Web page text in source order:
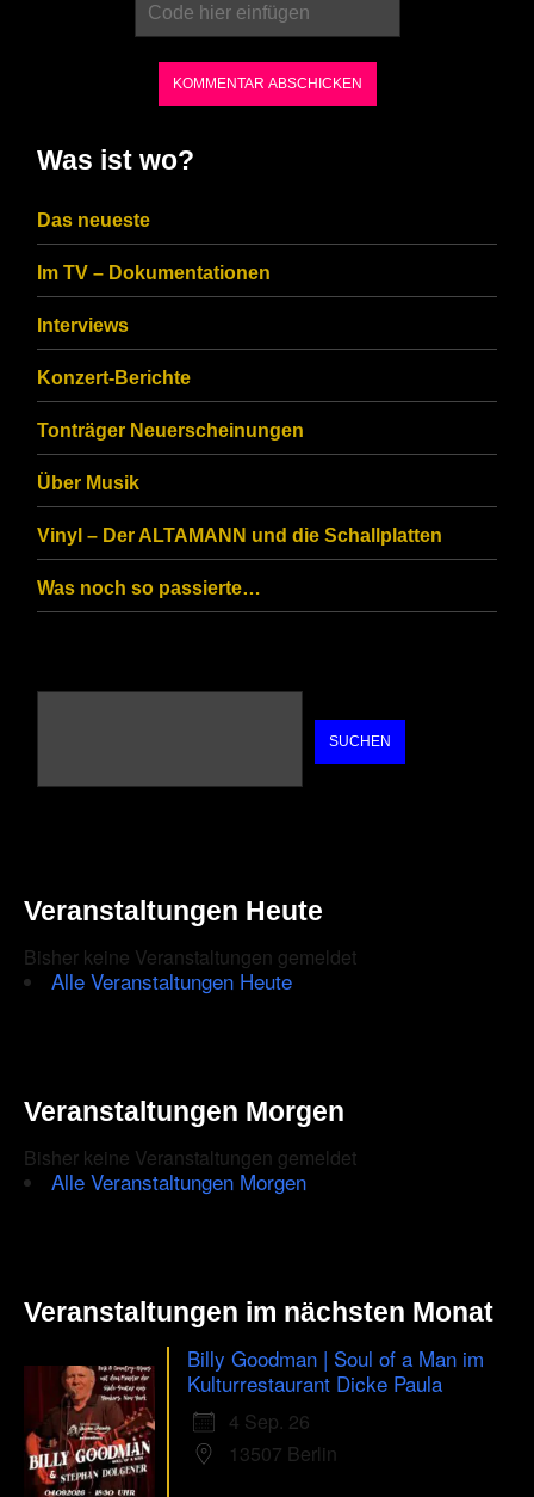
CAPTCHA
ensure
that
you
are
human.
Was ist wo?
Das neueste
Im TV – Dokumentationen
Interviews
Konzert-Berichte
Tonträger Neuerscheinungen
Über Musik
Vinyl – Der ALTAMANN und die Schallplatten
Was noch so passierte…
SUCHEN
Veranstaltungen Heute
Bisher keine Veranstaltungen gemeldet
Alle Veranstaltungen Heute
Veranstaltungen Morgen
Bisher keine Veranstaltungen gemeldet
Alle Veranstaltungen Morgen
Veranstaltungen im nächsten Monat
Billy Goodman | Soul of a Man im
Kulturrestaurant Dicke Paula
4 Sep. 26
13507 Berlin